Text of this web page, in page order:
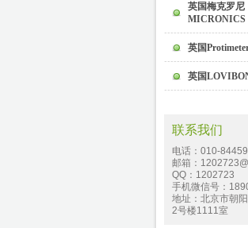
英国梅克罗尼
MICRONICS
英国
英国
联系我们
电话：010-
邮箱：
QQ：1202723
手机微信号：
地址：北京市朝
2号楼1111室